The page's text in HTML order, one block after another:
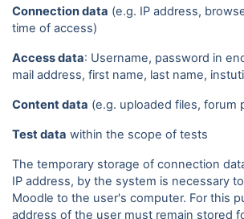
Connection data (e.g. IP address,
time of access)
Access data: Username, password in
mail address, first name, last name,
Content data (e.g. uploaded files, forum
Test data within the scope of tests
The temporary storage of connection
IP address, by the system is necessary
Moodle to the user's computer. For this
address of the user must remain stored